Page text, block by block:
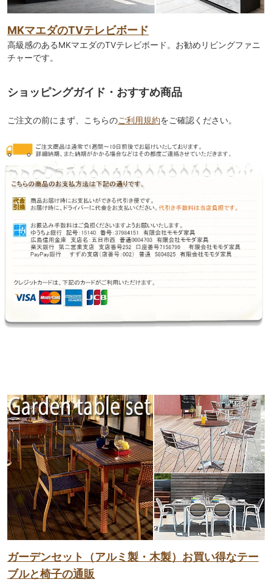
MKマエダのTVテレビボード
高級感のあるMKマエダのTVテレビボード。お勧めリビングファニ
チャーです。
ショッピングガイド・おすすめ商品
ご注文の前にまず、こちらのご利用規約をご確認ください。
ガーデンセット（アルミ製・木製）お買い得なテー
ブルと椅子の通販